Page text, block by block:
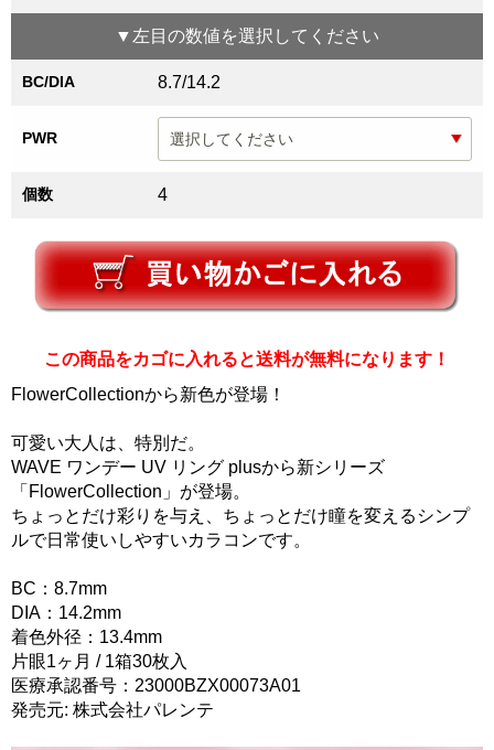
▼ 左目 の数値を選択してください
BC/DIA 8.7/14.2
PWR
個数 4
この商品をカゴに入れると送料が無料になります！
FlowerCollectionから新色が登場！
可愛い大人は、特別だ。
WAVE ワンデー UV リング plusから新シリーズ
「FlowerCollection」が登場。
ちょっとだけ彩りを与え、ちょっとだけ瞳を変えるシンプ
ルで日常使いしやすいカラコンです。
BC：8.7mm
DIA：14.2mm
着色外径：13.4mm
片眼1ヶ月 / 1箱30枚入
医療承認番号：23000BZX00073A01
発売元: 株式会社パレンテ